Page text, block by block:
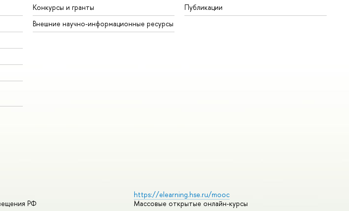
Конкурсы и гранты
Внешние научно-информационные ресурсы
Публикации
РФ
https://elearning.hse.ru/mooc
Массовые открытые онлайн-курсы